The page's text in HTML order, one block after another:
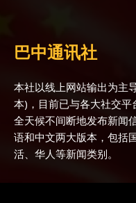
巴中通讯社
本社以线上网站输出为主
本)，目前已与各大社交平
全天候不间断地发布新闻
语和中文两大版本，包括
活、华人等新闻类别。